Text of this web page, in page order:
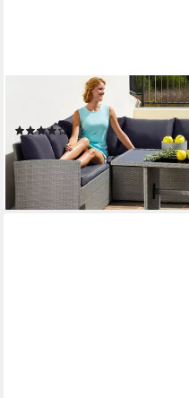
Gartenlounge-Set Chicago
(108)
818,13 € UVP1.719,90 €
-52%
lieferbar - in 4-5 Werktagen bei dir